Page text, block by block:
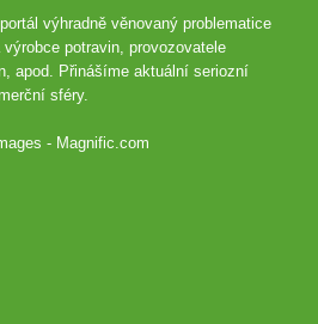
výhradně věnovaný problematice
potravin, provozovatele
apod. Přinášíme aktuální seriozní
sféry.
- Magnific.com